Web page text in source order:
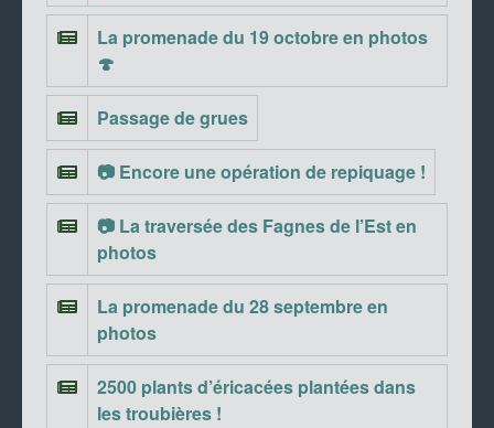
La promenade du 19 octobre en photos
🍄
Passage de grues
📷 Encore une opération de repiquage !
📷 La traversée des Fagnes de l’Est en
photos
La promenade du 28 septembre en
photos
2500 plants d’éricacées plantées dans
les troubières !